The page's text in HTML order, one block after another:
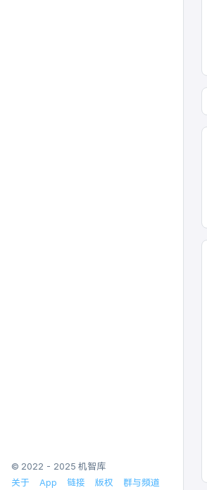
© 2022 - 2025 机智库
关于
App 链接 版权 群与频道